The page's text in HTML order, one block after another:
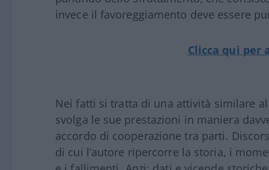
invece il favoreggiamento deve essere
Clicca qui per
Nei fatti si tratta di una attività similare
svolga le sue prestazioni in maniera
accordo di cooperazione tra parti.
di cui l’autore ripercorre la storia, i